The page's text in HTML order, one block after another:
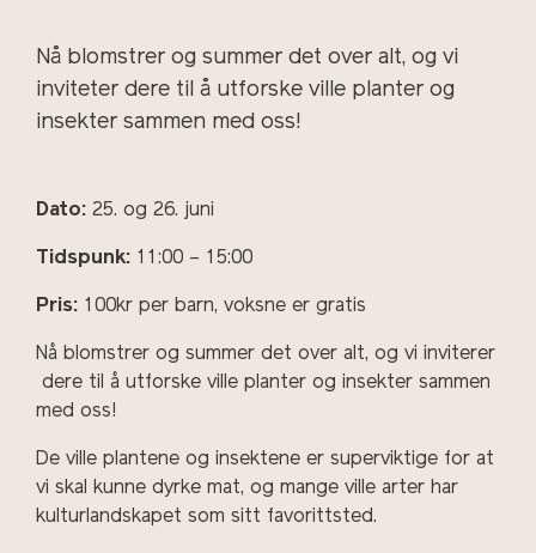
Nå blomstrer og summer det over alt, og vi
inviteter dere til å utforske ville planter og
insekter sammen med oss!
Dato: 25. og 26. juni
Tidspunk: 11:00 – 15:00
Pris: 100kr per barn, voksne er gratis
Nå blomstrer og summer det over alt, og vi inviterer
dere til å utforske ville planter og insekter sammen
med oss!
De ville plantene og insektene er superviktige for at
vi skal kunne dyrke mat, og mange ville arter har
kulturlandskapet som sitt favorittsted.